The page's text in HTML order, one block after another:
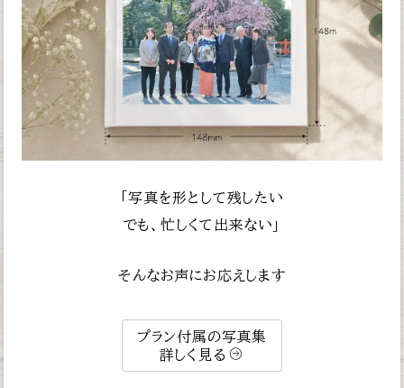
「写真を形として残したい
でも、忙しくて出来ない」
そんなお声にお応えします
プラン付属の写真集
詳しく見る